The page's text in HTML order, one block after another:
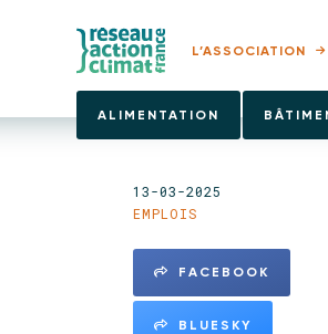
L’ASSOCIATION
ALIMENTATION
13-03-2025
EMPLOIS
FACEBOOK
BLUESKY